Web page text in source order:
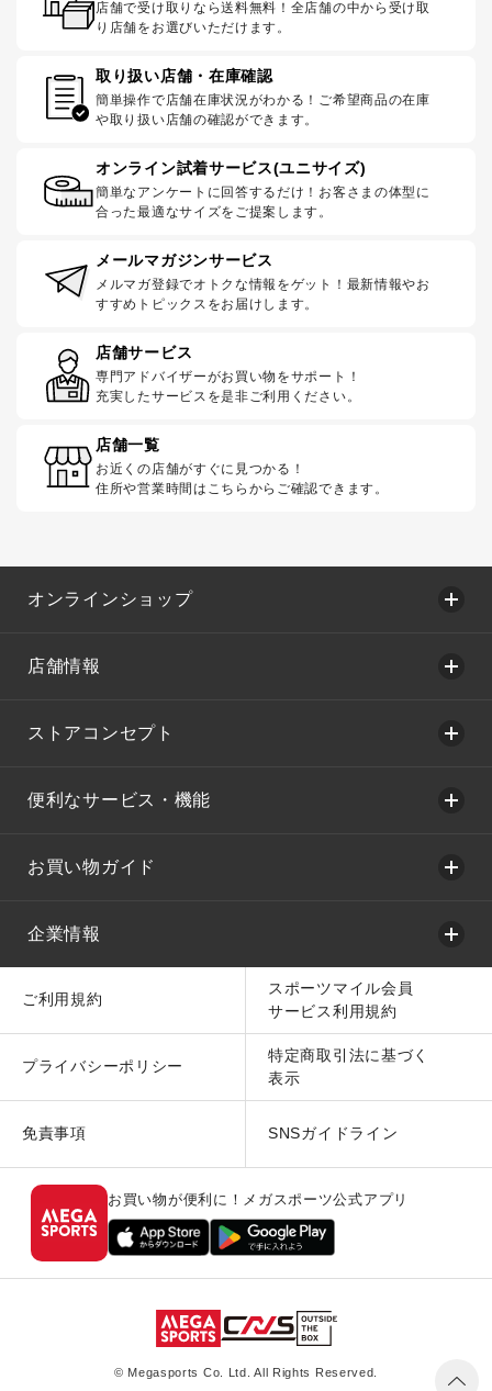
店舗で受け取りなら送料無料！全店舗の中から受け取
り店舗をお選びいただけます。
取り扱い店舗・在庫確認
簡単操作で店舗在庫状況がわかる！ご希望商品の在庫
や取り扱い店舗の確認ができます。
オンライン試着サービス(ユニサイズ)
簡単なアンケートに回答するだけ！お客さまの体型に
合った最適なサイズをご提案します。
メールマガジンサービス
メルマガ登録でオトクな情報をゲット！最新情報やお
すすめトピックスをお届けします。
店舗サービス
専門アドバイザーがお買い物をサポート！
充実したサービスを是非ご利用ください。
店舗一覧
お近くの店舗がすぐに見つかる！
住所や営業時間はこちらからご確認できます。
オンラインショップ
店舗情報
ストアコンセプト
便利なサービス・機能
お買い物ガイド
企業情報
ご利用規約
スポーツマイル会員
サービス利用規約
プライバシーポリシー
特定商取引法に基づく
表示
免責事項 SNSガイドライン
お買い物が便利に！メガスポーツ公式アプリ
© Megasports Co. Ltd. All Rights Reserved.